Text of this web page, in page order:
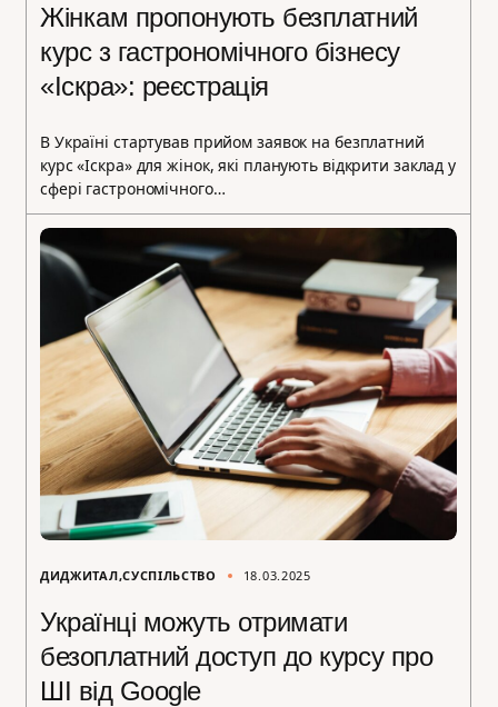
Жінкам пропонують безплатний
курс з гастрономічного бізнесу
«Іскра»: реєстрація
В Україні стартував прийом заявок на безплатний
курс «Іскра» для жінок, які планують відкрити заклад у
сфері гастрономічного…
ДИДЖИТАЛ СУСПІЛЬСТВО 18.03.2025
Українці можуть отримати
безоплатний доступ до курсу про
ШІ від Google